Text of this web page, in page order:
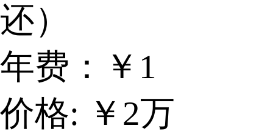
还）
年费：
￥1
价格: ￥2万